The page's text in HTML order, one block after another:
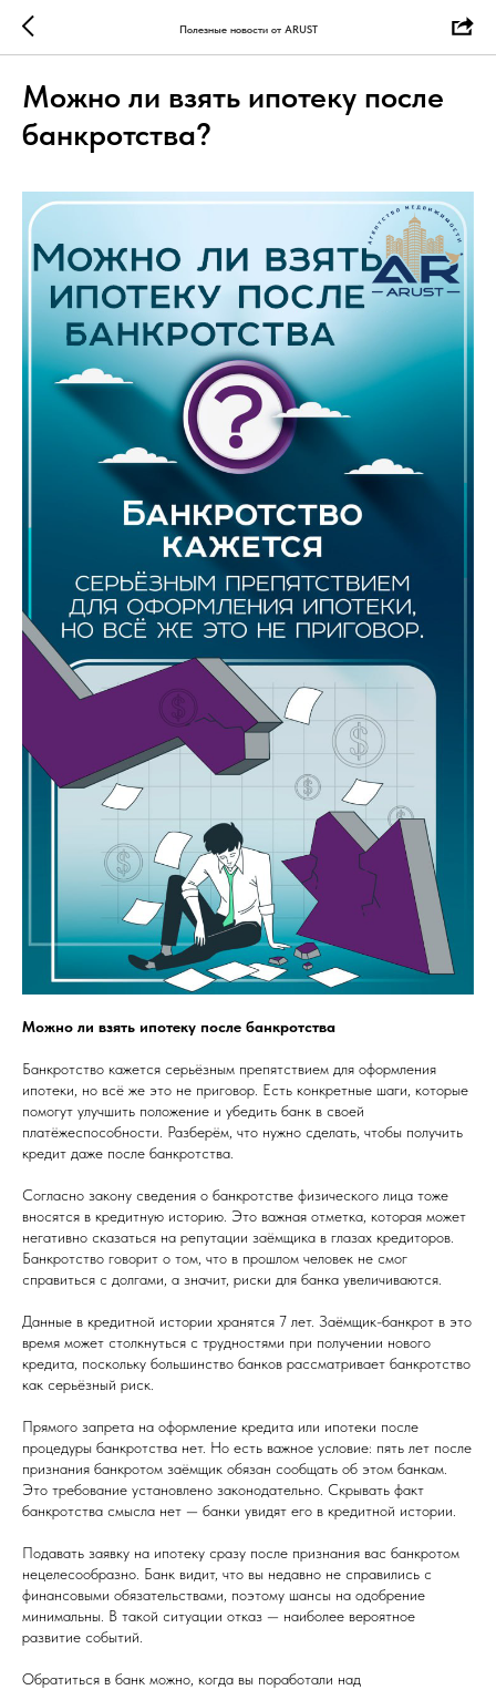
Полезные новости от ARUST
Можно ли взять ипотеку после
банкротства?
Можно ли взять ипотеку после банкротства
Банкротство кажется серьёзным препятствием для оформления
ипотеки, но всё же это не приговор. Есть конкретные шаги, которые
помогут улучшить положение и убедить банк в своей
платёжеспособности. Разберём, что нужно сделать, чтобы получить
кредит даже после банкротства.
Согласно закону сведения о банкротстве физического лица тоже
вносятся в кредитную историю. Это важная отметка, которая может
негативно сказаться на репутации заёмщика в глазах кредиторов.
Банкротство говорит о том, что в прошлом человек не смог
справиться с долгами, а значит, риски для банка увеличиваются.
Данные в кредитной истории хранятся 7 лет. Заёмщик-банкрот в это
время может столкнуться с трудностями при получении нового
кредита, поскольку большинство банков рассматривает банкротство
как серьёзный риск.
Прямого запрета на оформление кредита или ипотеки после
процедуры банкротства нет. Но есть важное условие: пять лет после
признания банкротом заёмщик обязан сообщать об этом банкам.
Это требование установлено законодательно. Скрывать факт
банкротства смысла нет — банки увидят его в кредитной истории.
Подавать заявку на ипотеку сразу после признания вас банкротом
нецелесообразно. Банк видит, что вы недавно не справились с
финансовыми обязательствами, поэтому шансы на одобрение
минимальны. В такой ситуации отказ — наиболее вероятное
развитие событий.
Обратиться в банк можно, когда вы поработали над